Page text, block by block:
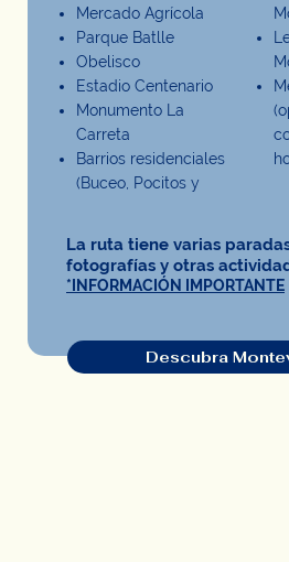
Mercado Agrícola
Parque Batlle
Obelisco
Estadio Centenario
Monumento La
Carreta
Barrios residenciales
(Buceo, Pocitos y
La ruta tiene varias
fotografías y otras
*INFORMACIÓN IMPORTANTE
Descubra